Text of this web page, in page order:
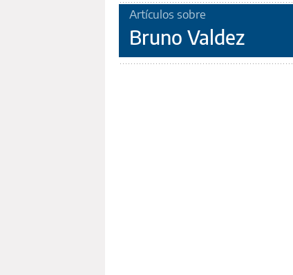
Artículos sobre
Bruno Valdez